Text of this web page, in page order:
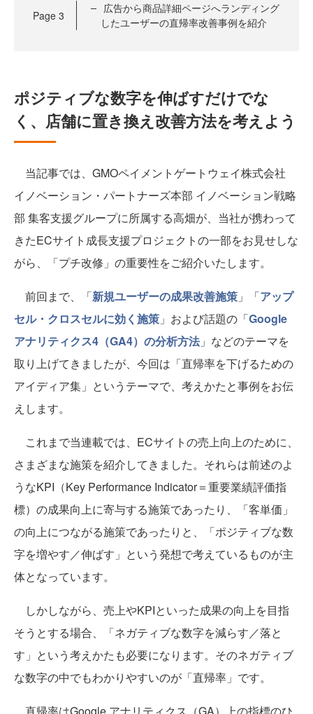
Page 3
広告から商品詳細ページへランディング
したユーザーの直帰率改善事例を紹介
ポジティブな数字を伸ばすだけでな
く、店舗に置き換え改善方法を考えよう
当記事では、GMOペイメントゲートウェイ株式会社
イノベーション・パートナーズ本部 イノベーション戦略
部 集客支援グループに所属する高畑が、当社が携わって
きたECサイト成長支援プロジェクトの一部をお見せしな
がら、「プチ改修」の重要性をご紹介いたします。
前回まで、「新規ユーザーの成果改善施策 」「アップ
セル・クロスセルに効く施策 」および話題の「Google
アナリティクス4（GA4）の分析方法」などのテーマを
取り上げてきましたが、今回は「直帰率を下げるための
アイディア集」というテーマで、考えかたと事例をお伝
えします。
これまで当連載では、ECサイトの売上向上のために、
さまざまな施策を紹介してきました。それらは前述のよ
うなKPI（Key Performance Indicator＝重要業績評価指
標）の成果向上に寄与する施策であったり、「客単価」
の向上につながる施策であったりと、「ポジティブな数
字を増やす／伸ばす」という発想で考えているものが主
体となっています。
しかしながら、売上やKPIといった成果の向上を目指
そうとする場合、「ネガティブな数字を減らす／落と
す」という考えかたも必要になります。そのネガティブ
な数字の中でもわかりやすいのが「直帰率」です。